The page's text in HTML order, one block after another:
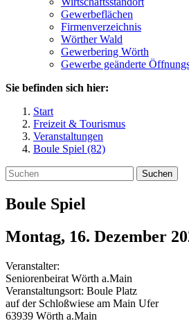
Gewerbeflächen
Firmenverzeichnis
Wörther Wald
Gewerbering Wörth
Gewerbe geänderte
Sie befinden sich hier:
Start
Freizeit & Tourismus
Veranstaltungen
Boule Spiel (82)
Suchen
Boule Spiel
Montag, 16. Dezember
Veranstalter:
Seniorenbeirat Wörth a.Main
Veranstaltungsort: Boule Platz
auf der Schloßwiese am Main Ufer
63939 Wörth a.Main